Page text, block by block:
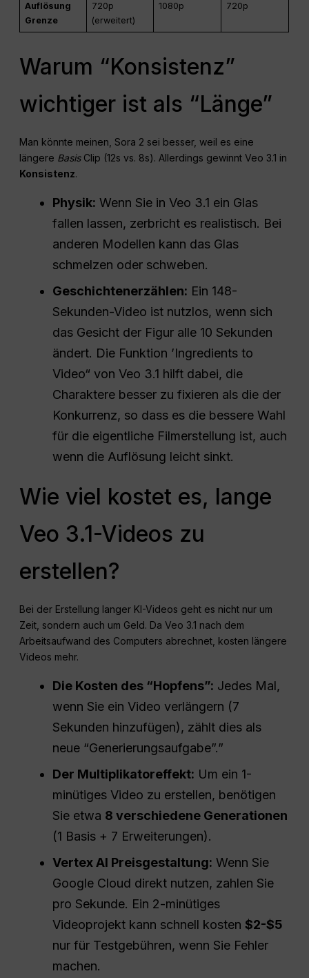
Auflösung
Grenze
720p
(erweitert)
1080p 720p
Warum “Konsistenz”
wichtiger ist als “Länge”
Man könnte meinen, Sora 2 sei besser, weil es eine
längere BasisClip (12s vs. 8s). Allerdings gewinnt Veo 3.1 in
Konsistenz.
Physik: Wenn Sie in Veo 3.1 ein Glas
fallen lassen, zerbricht es realistisch. Bei
anderen Modellen kann das Glas
schmelzen oder schweben.
Geschichtenerzählen: Ein 148-
Sekunden-Video ist nutzlos, wenn sich
das Gesicht der Figur alle 10 Sekunden
ändert. Die Funktion ’Ingredients to
Video“ von Veo 3.1 hilft dabei, die
Charaktere besser zu fixieren als die der
Konkurrenz, so dass es die bessere Wahl
für die eigentliche Filmerstellung ist, auch
wenn die Auflösung leicht sinkt.
Wie viel kostet es, lange
Veo 3.1-Videos zu
erstellen?
Bei der Erstellung langer KI-Videos geht es nicht nur um
Zeit, sondern auch um Geld. Da Veo 3.1 nach dem
Arbeitsaufwand des Computers abrechnet, kosten längere
Videos mehr.
Die Kosten des “Hopfens”: Jedes Mal,
wenn Sie ein Video verlängern (7
Sekunden hinzufügen), zählt dies als
neue “Generierungsaufgabe”.”
Der Multiplikatoreffekt: Um ein 1-
minütiges Video zu erstellen, benötigen
Sie etwa 8 verschiedene Generationen
(1 Basis + 7 Erweiterungen).
Vertex AI Preisgestaltung: Wenn Sie
Google Cloud direkt nutzen, zahlen Sie
pro Sekunde. Ein 2-minütiges
Videoprojekt kann schnell kosten$2-$5
nur für Testgebühren, wenn Sie Fehler
machen.